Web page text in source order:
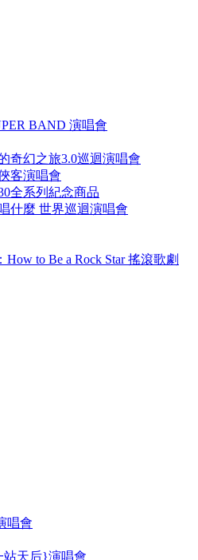
BAND 演唱會
奇幻之旅3.0巡迴演唱會
客演唱會
全系列紀念商品
什麼 世界巡迴演唱會
How to Be a Rock Star 搖滾歌劇
唱會
站天后}演唱會